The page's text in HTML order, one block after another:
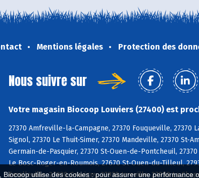
utilise des cookies : pour assurer une
Mentions légales Protection des
Nous suivre sur
Votre magasin Biocoop Louviers (27400) est
27370 Amfreville-la-Campagne, 27370 Fouqueville, 27370
Signol, 27370 Le Thuit-Simer, 27370 Mandeville, 27370 St-
Germain-de-Pasquier, 27370 St-Ouen-de-Pontcheuil,
Le Bosc-Roger-en-Roumois, 27670 St-Ouen-du-Tilleul,
Emalleville, 27930 Gravigny, 27930 Irreville, 27930 La